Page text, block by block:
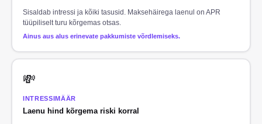
Sisaldab intressi ja kõiki tasusid. Maksehäirega laenul on APR
tüüpiliselt turu kõrgemas otsas.
Ainus aus alus erinevate pakkumiste võrdlemiseks.
💸
INTRESSIMÄÄR
Laenu hind kõrgema riski korral